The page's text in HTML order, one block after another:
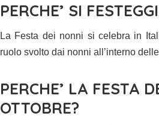
PERCHE’ SI
La Festa dei nonni si celebra in
ruolo svolto dai nonni all’interno
PERCHE’ LA FESTA
OTTOBRE?